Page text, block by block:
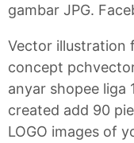
gambar JPG.
Vector illustration
concept
anyar shopee liga
created add 90
LOGO images of